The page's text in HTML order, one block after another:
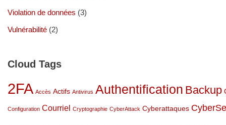
Violation de données (3)
Vulnérabilité (2)
Cloud Tags
2FA Accès Actifs Antivirus Authentification Backup
Configuration Courriel Cryptographie CyberAttack Cyberattaques